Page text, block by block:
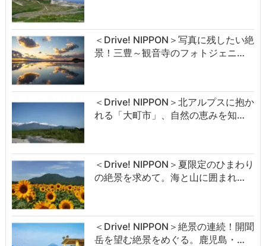
＜Drive! NIPPON＞写真に残したい絶
景！三豊～観音寺のフォトジェニ…
＜Drive! NIPPON＞北アルプスに抱か
れる「大町市」、自然の恵みを知…
＜Drive! NIPPON＞夏限定のひまわり
の絶景を求めて。海と山に囲まれ…
＜Drive! NIPPON＞絶景の連続！開聞
岳を望む絶景をめぐる。鹿児島・…